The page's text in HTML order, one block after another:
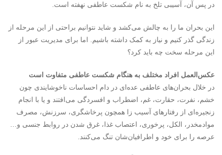
در پس آن، آسیبی تلخ به نام شکست عاطفی نهفته است.
این بحران ما را به چالش می‌کشد و شاید نتوانیم براحتی از این مرحله از
زندگی گذر کنیم و نیاز به کمک داشته باشیم. اما برای مدیریت عبور از
این مرحله سخت چه باید کرد؟
عکس‌العمل افراد مختلف به هنگام شکست عاطفی متفاوت است
در خلال بحران‌های عاطفی عده‌ای در دام احساسات ناخوشایندی چون
خشم، نفرت، حقارت، غم، اضطراب و افسردگی می‌افتند و یا با انجام
زنجیره‌ای از رفتارهای آسیب زا همچون پرخاشگری، سرزنش، مصرف
موادمخدر، الکل، پرخوری، اعتصاب غذا، غرق شدن در روابط جنسی و…
عرصه را برای خود و اطرافیان‌شان تنگ می‌کنند.